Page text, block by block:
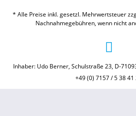
* Alle Preise inkl. gesetzl. Mehrwertsteuer
Nachnahmegebühren, wenn nicht
Inhaber: Udo Berner, Schulstraße 23, D-
+49 (0) 7157 / 5 38 41